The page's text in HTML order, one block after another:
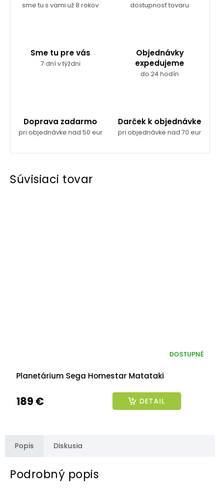
sme tu s vami už 8 rokov dostupnosť tovaru
Sme tu pre vás
7 dní v týždni
Objednávky
expedujeme
do 24 hodín
Doprava zadarmo
pri objednávke nad 50 eur
Darček k objednávke
pri objednávke nad 70 eur
Súvisiaci tovar
Planetárium Sega Homestar Matataki
DOSTUPNÉ
189 € DETAIL
Popis Diskusia
Podrobný popis